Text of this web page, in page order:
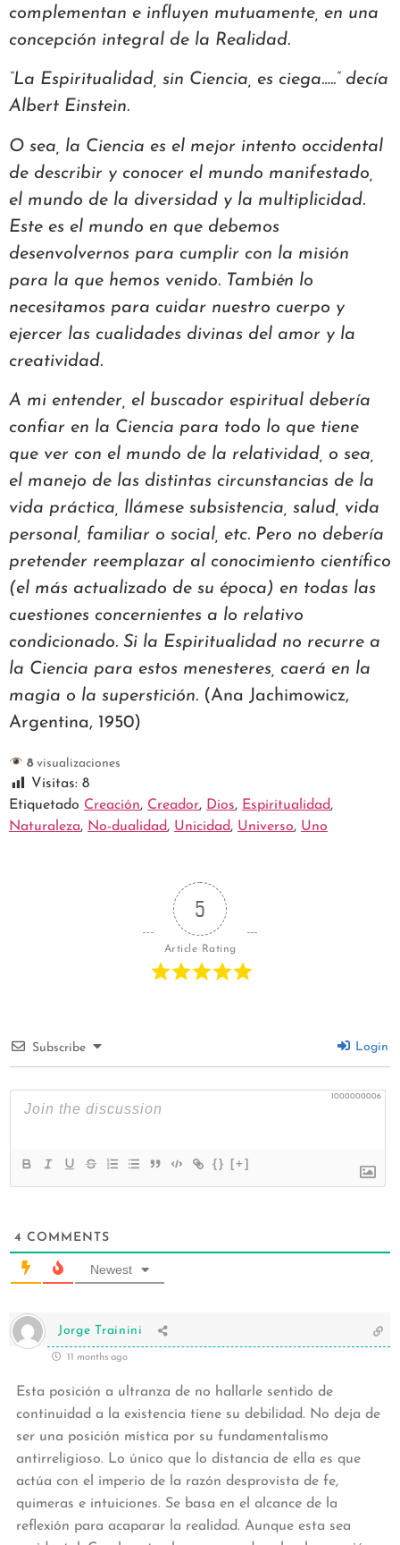
complementan e influyen mutuamente, en una
concepción integral de la Realidad.
“La Espiritualidad, sin Ciencia, es ciega…..” decía
Albert Einstein.
O sea, la Ciencia es el mejor intento occidental
de describir y conocer el mundo manifestado,
el mundo de la diversidad y la multiplicidad.
Este es el mundo en que debemos
desenvolvernos para cumplir con la misión
para la que hemos venido. También lo
necesitamos para cuidar nuestro cuerpo y
ejercer las cualidades divinas del amor y la
creatividad.
A mi entender, el buscador espiritual debería
confiar en la Ciencia para todo lo que tiene
que ver con el mundo de la relatividad, o sea,
el manejo de las distintas circunstancias de la
vida práctica, llámese subsistencia, salud, vida
personal, familiar o social, etc. Pero no debería
pretender reemplazar al conocimiento científico
(el más actualizado de su época) en todas las
cuestiones concernientes a lo relativo
condicionado. Si la Espiritualidad no recurre a
la Ciencia para estos menesteres, caerá en la
magia o la superstición. (Ana Jachimowicz,
Argentina, 1950)
8visualizaciones
Visitas: 8
Etiquetado Creación, Creador, Dios, Espiritualidad,
Naturaleza, No-dualidad, Unicidad, Universo, Uno
5
Article Rating
Subscribe Login
1000000006
{} [+]
4 COMMENTS
Newest
Jorge Trainini
11 months ago
Esta posición a ultranza de no hallarle sentido de
continuidad a la existencia tiene su debilidad. No deja de
ser una posición mística por su fundamentalismo
antirreligioso. Lo único que lo distancia de ella es que
actúa con el imperio de la razón desprovista de fe,
quimeras e intuiciones. Se basa en el alcance de la
reflexión para acaparar la realidad. Aunque esta sea